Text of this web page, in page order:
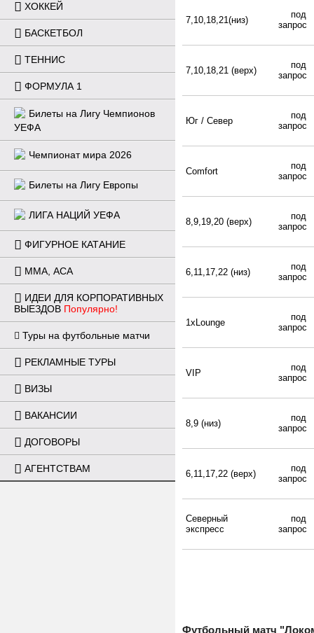
7,10,18,21(низ)
под
запрос
7,10,18,21 (верх)
под
запрос
Юг / Север
под
запрос
Comfort
под
запрос
8,9,19,20 (верх)
под
запрос
6,11,17,22 (низ)
под
запрос
1xLounge
под
запрос
VIP
под
запрос
8,9 (низ)
под
запрос
6,11,17,22 (верх)
под
запрос
Северный
экспресс
под
запрос
Футбольный матч
ХОККЕЙ
БАСКЕТБОЛ
ТЕННИС
ФОРМУЛА 1
Билеты на Лигу Чемпионов
УЕФА
Чемпионат мира 2026
Билеты на Лигу Европы
ЛИГА НАЦИЙ УЕФА
ФИГУРНОЕ КАТАНИЕ
ММА, ACA
ИДЕИ ДЛЯ КОРПОРАТИВНЫХ
ВЫЕЗДОВ Популярно!
Туры на футбольные матчи
РЕКЛАМНЫЕ ТУРЫ
ВИЗЫ
ВАКАНСИИ
ДОГОВОРЫ
АГЕНТСТВАМ